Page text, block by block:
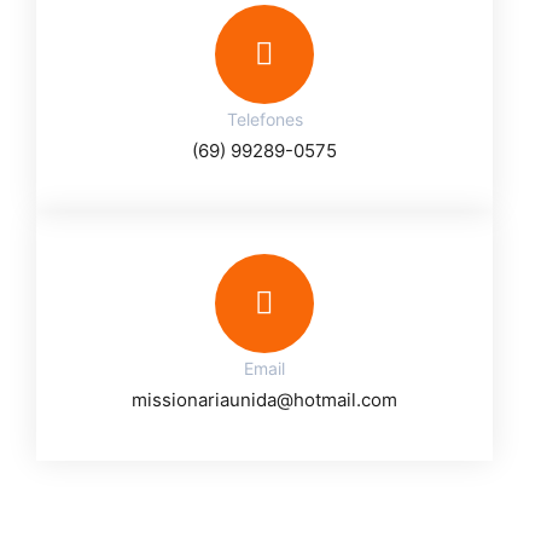
Telefones
(69) 99289-0575
Email
missionariaunida@hotmail.com